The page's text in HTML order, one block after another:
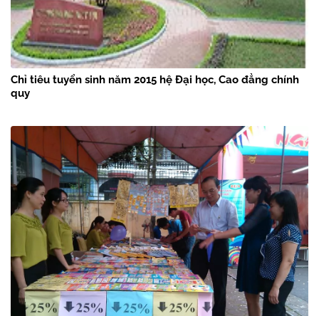
Chỉ tiêu tuyển sinh năm 2015 hệ Đại học, Cao đẳng chính
quy